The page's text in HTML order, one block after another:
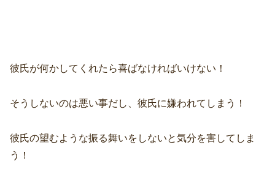
彼氏が何かしてくれたら喜ばなければいけない！
そうしないのは悪い事だし、彼氏に嫌われてしまう！
彼氏の望むような振る舞いをしないと気分を害してしま
う！